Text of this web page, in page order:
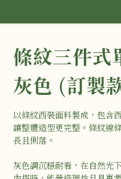
條紋三件式
灰色 (訂製
以條紋西裝面料製成，包含
讓整體造型更完整。條紋線
長且俐落。
灰色調沉穩耐看，在自然光